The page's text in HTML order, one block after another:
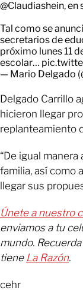
@Claudiashein, en
Tal como se
secretarios de
próximo lunes 11
escolar…
— Mario Delgado
Delgado Carrillo
hicieron llegar
replanteamiento
“De igual
familia, así como
llegar sus
Únete a nuestro
enviamos a tu
mundo.
tiene La Razón.
cehr